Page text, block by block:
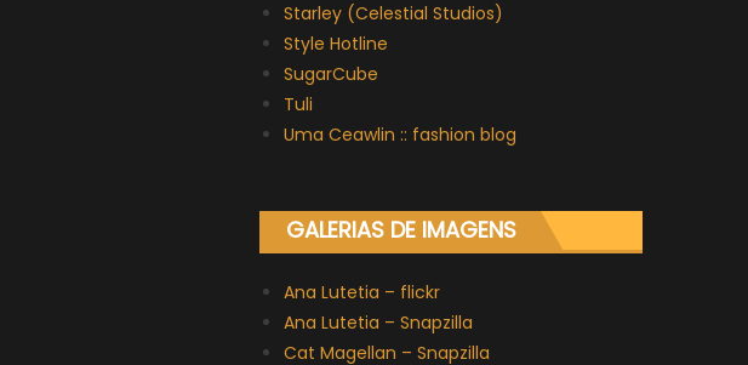
Starley (Celestial Studios)
Style Hotline
SugarCube
Tuli
Uma Ceawlin :: fashion blog
GALERIAS DE IMAGENS
Ana Lutetia – flickr
Ana Lutetia – Snapzilla
Cat Magellan – Snapzilla